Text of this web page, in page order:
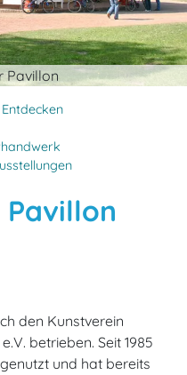
Pavillon
Entdecken
den Kunstverein
betrieben. Seit 1985
und hat bereits